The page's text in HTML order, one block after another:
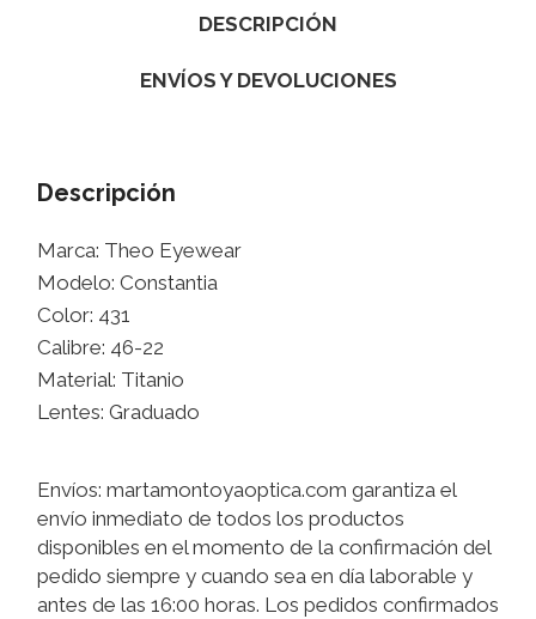
DESCRIPCIÓN
ENVÍOS Y DEVOLUCIONES
Descripción
Marca: Theo Eyewear
Modelo: Constantia
Color: 431
Calibre: 46-22
Material: Titanio
Lentes: Graduado
Envíos: martamontoyaoptica.com garantiza el
envío inmediato de todos los productos
disponibles en el momento de la confirmación del
pedido siempre y cuando sea en día laborable y
antes de las 16:00 horas. Los pedidos confirmados